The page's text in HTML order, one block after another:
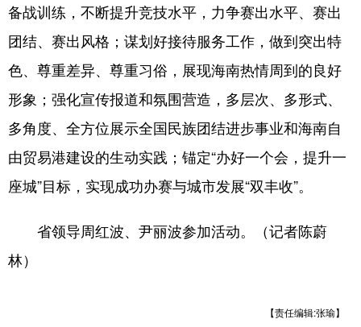
备战训练，不断提升竞技水平，力争赛出水平、赛出
团结、赛出风格；谋划好接待服务工作，做到突出特
色、尊重差异、尊重习俗，展现海南热情周到的良好
形象；强化宣传报道和氛围营造，多层次、多形式、
多角度、全方位展示全国民族团结进步事业和海南自
由贸易港建设的生动实践；锚定“办好一个会，提升一
座城”目标，实现成功办赛与城市发展“双丰收”。
省领导周红波、尹丽波参加活动。（记者陈蔚
林）
【责任编辑:张瑜】